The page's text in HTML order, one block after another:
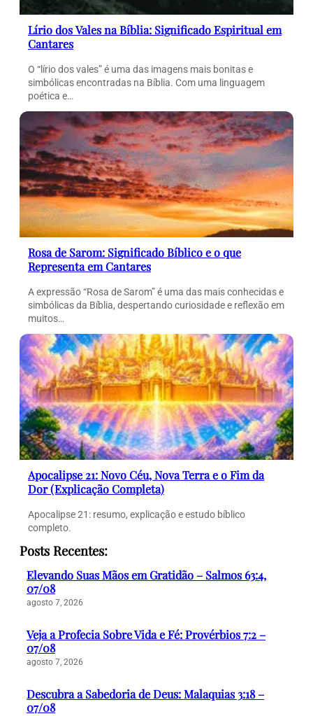
Lírio dos Vales na Bíblia: Significado Espiritual em
Cantares
O “lírio dos vales” é uma das imagens mais bonitas e
simbólicas encontradas na Bíblia. Com uma linguagem
poética e…
Rosa de Sarom: Significado Bíblico e o que
Representa em Cantares
A expressão “Rosa de Sarom” é uma das mais conhecidas e
simbólicas da Bíblia, despertando curiosidade e reflexão em
muitos…
Apocalipse 21: Novo Céu, Nova Terra e o Fim da
Dor (Explicação Completa)
Apocalipse 21: resumo, explicação e estudo bíblico
completo.
Posts Recentes:
Elevando Suas Mãos em Gratidão – Salmos 63:4,
07/08
agosto 7, 2026
Veja a Profecia Sobre Vida e Fé: Provérbios 7:2 –
07/08
agosto 7, 2026
Descubra a Sabedoria de Deus: Malaquias 3:18 –
07/08